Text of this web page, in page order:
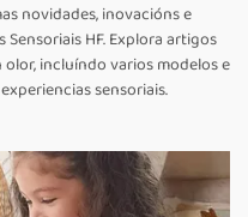
novidades, inovacións e
HF. Explora artigos
incluíndo varios modelos e
sensoriais.